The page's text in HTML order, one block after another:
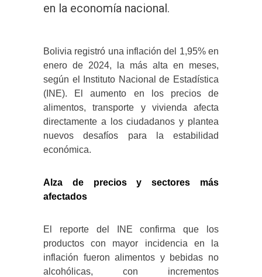
en la economía nacional.
Bolivia registró una inflación del 1,95% en
enero de 2024, la más alta en meses,
según el Instituto Nacional de Estadística
(INE). El aumento en los precios de
alimentos, transporte y vivienda afecta
directamente a los ciudadanos y plantea
nuevos desafíos para la estabilidad
económica.
Alza de precios y sectores más
afectados
El reporte del INE confirma que los
productos con mayor incidencia en la
inflación fueron alimentos y bebidas no
alcohólicas, con incrementos